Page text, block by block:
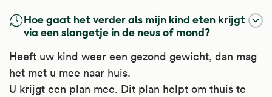
Hoe gaat het verder als mijn kind eten krijgt
via een slangetje in de neus of mond?
Heeft uw kind weer een gezond gewicht, dan mag
het met u mee naar huis.
U krijgt een plan mee. Dit plan helpt om thuis te